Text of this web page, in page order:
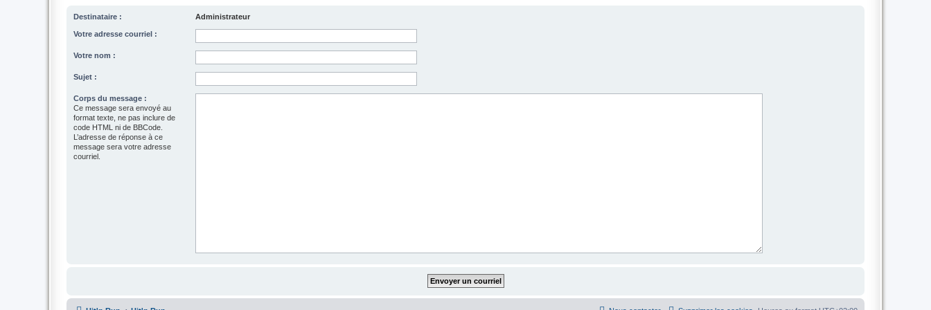
Destinataire : Administrateur
Votre adresse courriel :
Votre nom :
Sujet :
Corps du message :
Ce message sera envoyé au
format texte, ne pas inclure de
code HTML ni de BBCode.
L’adresse de réponse à ce
message sera votre adresse
courriel.